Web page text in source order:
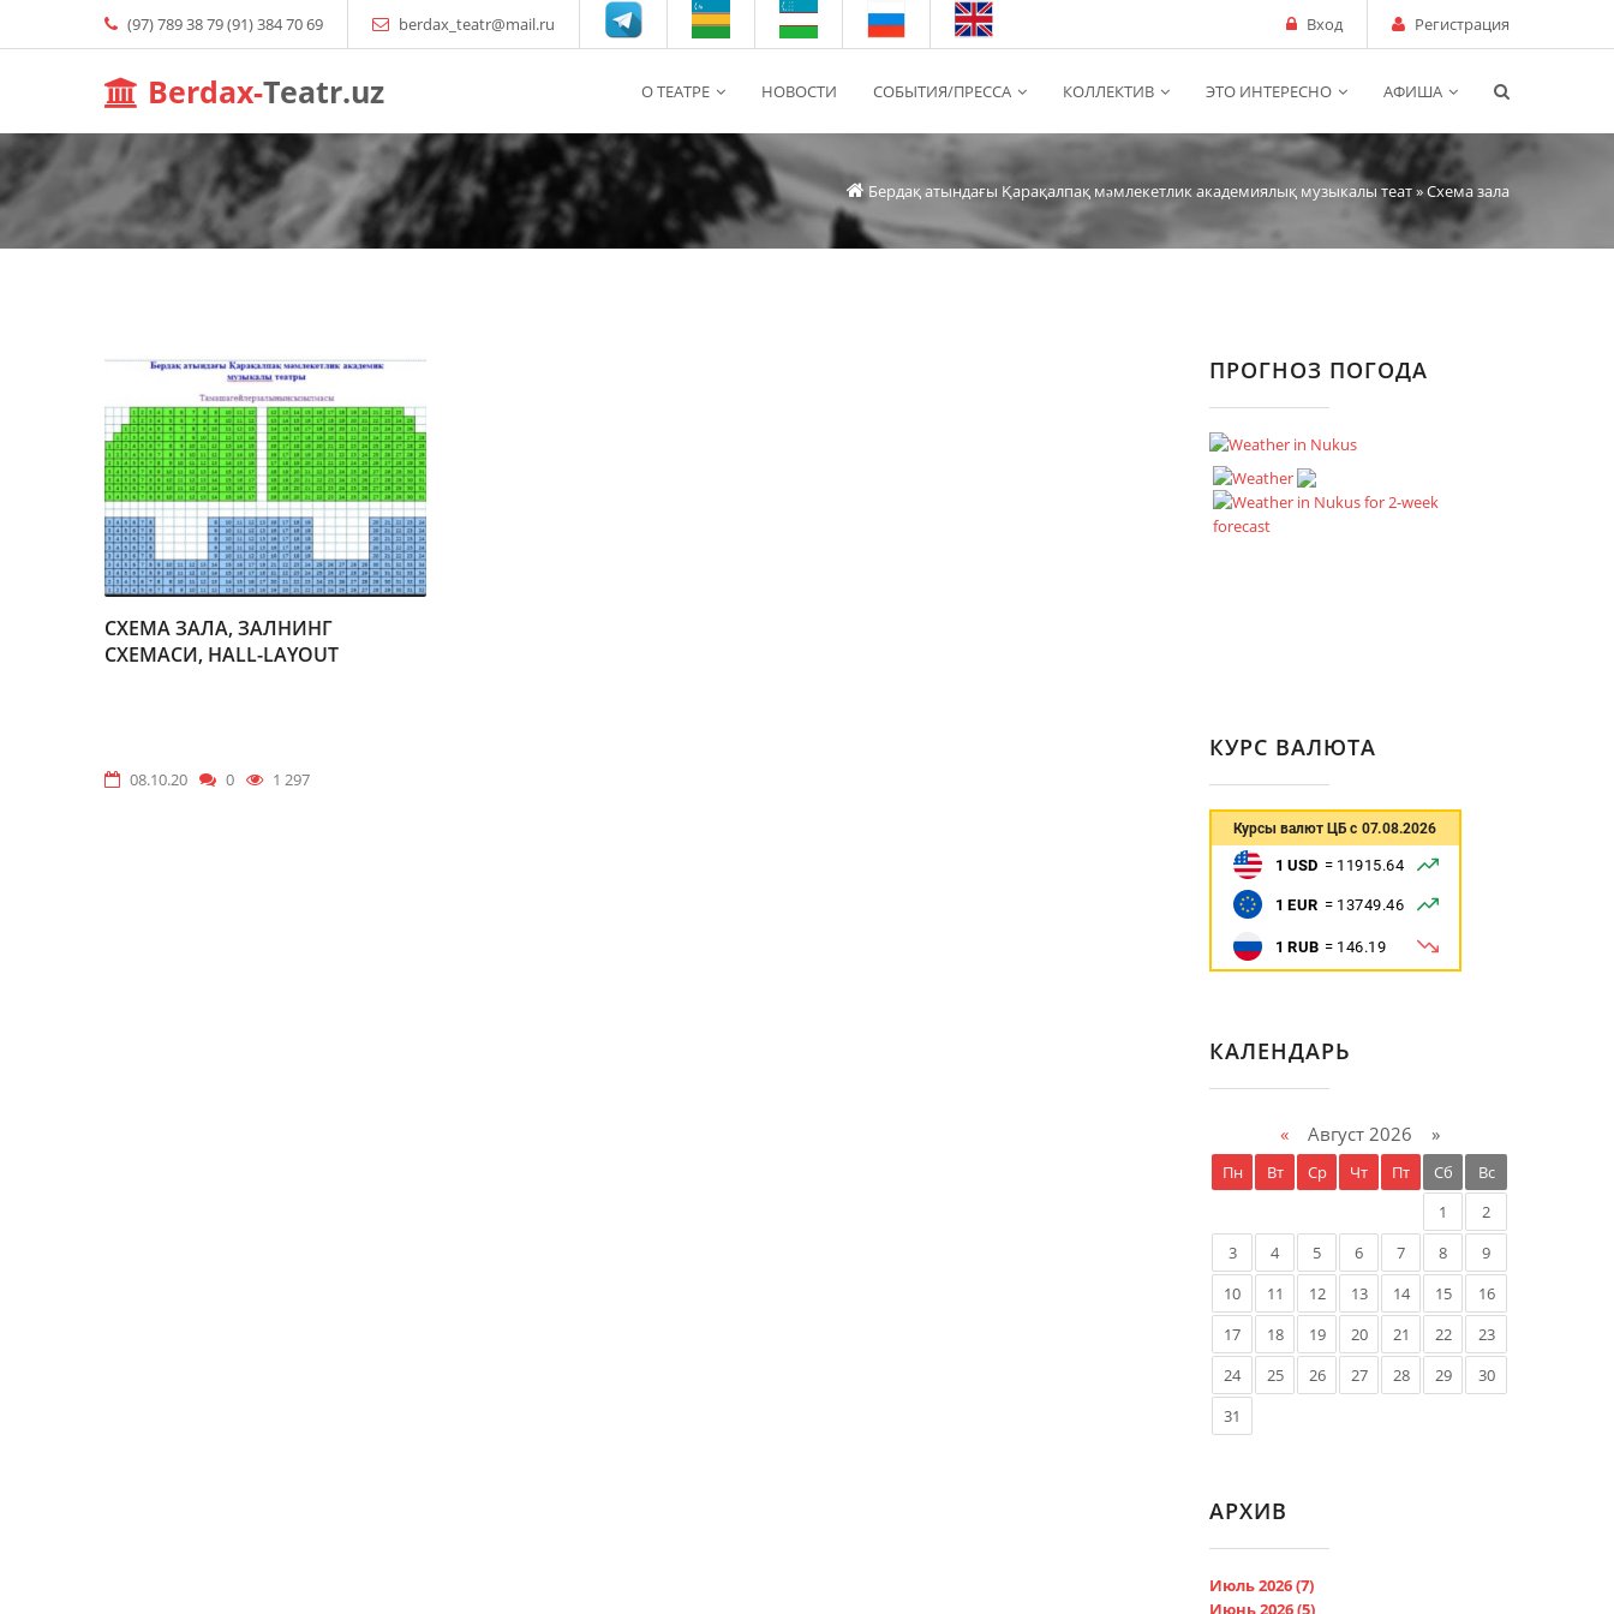
(97) 789 38 79 (91) 384 70 69 berdax_teatr@mail.ru Вход Регистрация
Berdax-Teatr.uz О ТЕАТРЕ НОВОСТИ СОБЫТИЯ/ПРЕССА КОЛЛЕКТИВ ЭТО ИНТЕРЕСНО АФИША
Бердақ атындағы Қарақалпақ мəмлекетлик академиялық музыкалы теат» Схема зала
СХЕМА ЗАЛА, ЗАЛНИНГ
СХЕМАСИ, HALL-LAYOUT
08.10.20 0 1 297
ПРОГНОЗ ПОГОДА
КУРС ВАЛЮТА
КАЛЕНДАРЬ
«Август 2026 »
Пн Вт Ср Чт Пт Сб
Вс
1
2
3
4 5 6 7 8
9
10
11 12 13 14 15
16
17
18 19 20 21 22
23
24
25 26 27 28 29
30
31
АРХИВ
Июль 2026 (7)
Июнь 2026 (5)